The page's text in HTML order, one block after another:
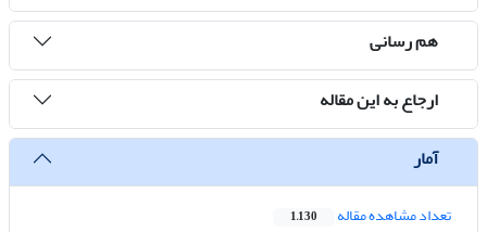
هم رسانی
ارجاع به این مقاله
آمار
تعداد مشاهده مقاله 1,130